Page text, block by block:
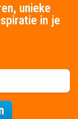
unieke
in je